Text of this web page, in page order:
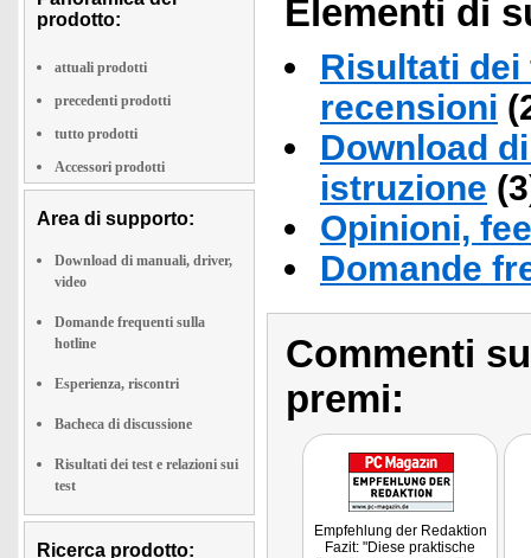
prodotto:
attuali prodotti
precedenti prodotti
tutto prodotti
Accessori prodotti
Area di supporto:
Download di manuali, driver,
video
Domande frequenti sulla
hotline
Esperienza, riscontri
Bacheca di discussione
Risultati dei test e relazioni sui
test
Ricerca prodotto:
Elementi di
Risultati
recensioni
Download
istruzione
Opinioni,
Domande
Commenti
premi:
Empfehlung der Redaktion
Fazit: "Diese praktische